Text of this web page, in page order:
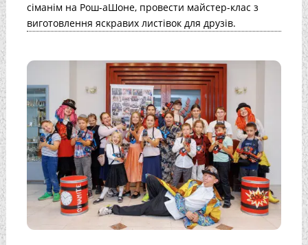
сіманім на Рош-аШоне, провести майстер-клас з
виготовлення яскравих листівок для друзів.